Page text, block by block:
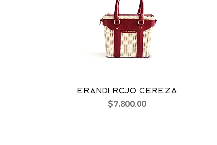
ERANDI ROJO CEREZA
Precio
$7,800.00